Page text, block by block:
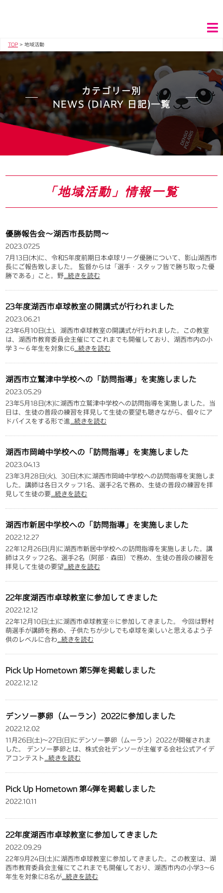
TOP > 地域活動
カテゴリー別
NEWS (DIARY 日記)一覧
「地域活動」情報一覧
優勝報告会～湖西市長訪問～
2023.07.25
7月13日(木)に、令和5年度前期日本卓球リーグ優勝について、影山湖西市
長にご報告致しました。 監督からは「選手・スタッフ皆で勝ち取った優
勝である」こと。野…続きを読む
23年度湖西市卓球教室の開講式が行われました
2023.06.21
23年6月10日(土)、湖西市卓球教室の開講式が行われました。この教室
は、湖西市教育委員会主催にてこれまでも開催しており、湖西市内の小
学３～６年生を対象に6…続きを読む
湖西市立鷲津中学校への「訪問指導」を実施しました
2023.05.29
23年5月18日(木)に湖西市立鷲津中学校への訪問指導を実施しました。当
日は、生徒の普段の練習を拝見して生徒の要望も聴きながら、個々にア
ドバイスをする形で進…続きを読む
湖西市岡崎中学校への「訪問指導」を実施しました
2023.04.13
23年3月28日(火)、30日(木)に湖西市岡崎中学校への訪問指導を実施しま
した。講師は各日スタッフ1名、選手2名で務め、生徒の普段の練習を拝
見して生徒の要…続きを読む
湖西市新居中学校への「訪問指導」を実施しました
2022.12.27
22年12月26日(月)に湖西市新居中学校への訪問指導を実施しました。講
師はスタッフ2名、選手2名（阿部・森田）で務め、生徒の普段の練習を
拝見して生徒の要望…続きを読む
22年度湖西市卓球教室に参加してきました
2022.12.12
22年12月10日(土)に湖西市卓球教室※に参加してきました。 今回は野村
萌選手が講師を務め、子供たちが少しでも卓球を楽しいと思えるよう子
供のレベルに合わ…続きを読む
Pick Up Hometown 第5弾を掲載しました
2022.12.12
デンソー夢卵（ムーラン）2022に参加しました
2022.12.02
11月26日(土)～27日(日)にデンソー夢卵（ムーラン）2022が開催されま
した。 デンソー夢卵とは、株式会社デンソーが主催する会社公式アイデ
アコンテスト…続きを読む
Pick Up Hometown 第4弾を掲載しました
2022.10.11
22年度湖西市卓球教室に参加してきました
2022.09.29
22年9月24日(土)に湖西市卓球教室に参加してきました。この教室は、湖
西市教育委員会主催にてこれまでも開催しており、湖西市内の小学3～6
年生を対象に8名が…続きを読む